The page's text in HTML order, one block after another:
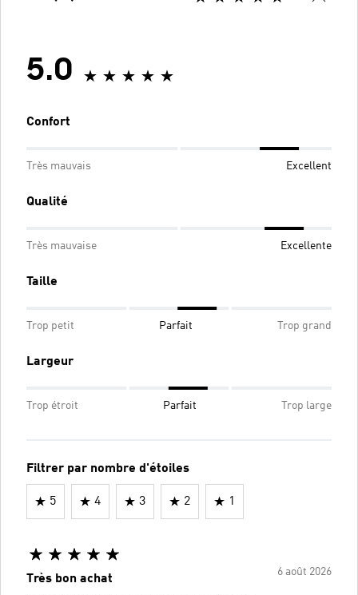
5.0
Confort
Très mauvais Excellent
Qualité
Très mauvaise Excellente
Taille
Trop petit Parfait Trop grand
Largeur
Trop étroit Parfait Trop large
Filtrer par nombre d'étoiles
5 4 3 2 1
6 août 2026
Très bon achat